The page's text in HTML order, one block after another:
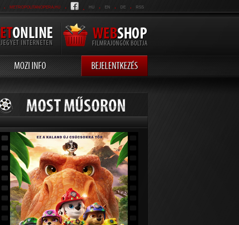
. METROPOLITANOPERA.HU . . HU . EN . DE . RSS
MOZI INFO BEJELENTKEZÉS